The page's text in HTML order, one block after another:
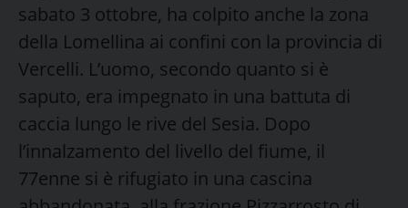
sabato 3 ottobre, ha colpito anche la zona
della Lomellina ai confini con la provincia di
Vercelli. L’uomo, secondo quanto si è
saputo, era impegnato in una battuta di
caccia lungo le rive del Sesia. Dopo
l’innalzamento del livello del fiume, il
77enne si è rifugiato in una cascina